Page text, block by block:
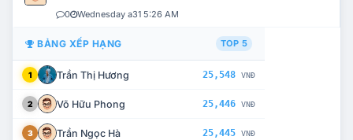
0 Wednesday a31 5:26 AM
BẢNG XẾP HẠNG TOP 5
1 Trần Thị Hương 25,548 VNĐ
2 Võ Hữu Phong 25,446 VNĐ
3 Trần Ngọc Hà 25,445 VNĐ